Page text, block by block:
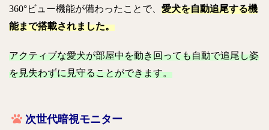
360°ビュー機能が備わったことで、 愛犬を自動追尾する機
能まで搭載されました。
アクティブな愛犬が部屋中を動き回っても自動で追尾し姿
を見失わずに見守ることができます。
次世代暗視モニター